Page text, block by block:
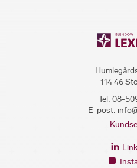
114 46
Tel: 08-
E-post: